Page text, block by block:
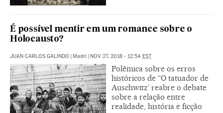
É possível mentir em um romance sobre o
Holocausto?
JUAN CARLOS GALINDO | Madri | NOV 27, 2018 - 12:54 EST
Polêmica sobre os erros
históricos de “O tatuador de
Auschwitz’ reabre o debate
sobre a relação entre
realidade, história e ficção